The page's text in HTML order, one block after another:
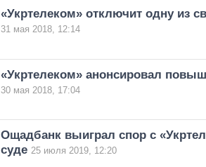
«Укртелеком» отключит одну из
31 мая 2018, 12:14
«Укртелеком» анонсировал
30 мая 2018, 17:04
Ощадбанк выиграл спор с
суде 25 июля 2019, 12:20